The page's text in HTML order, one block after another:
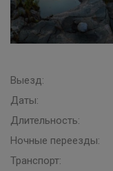
Выезд:
Даты:
Длительность:
Ночные переезды:
Транспорт: